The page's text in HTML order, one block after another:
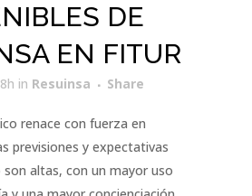
DE
EN FITUR
in Resuinsa Share
renace con fuerza en
previsiones y expectativas
altas, con un mayor uso